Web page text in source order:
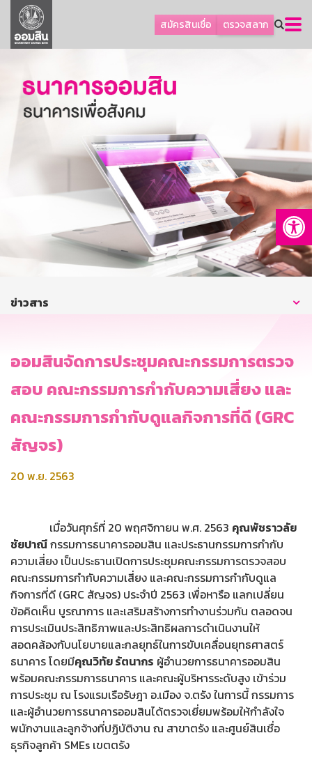
สมัครสินเชื่อ ตรวจสลาก
ลูกค้าธุรกิจ
ลูกค้าผู้ประกอบรายย่อย
ออมเพื่อสุข
เกี่ยวกับธนาคาร
การพัฒนาที่ยั่งยืน
บริการทางการเงิน
ติดต่อเรา
บริการออนไลน์
ข่าวสาร
ออมสินจัดการประชุมคณะกรรมการตรวจ
สอบ คณะกรรมการกำกับความเสี่ยง และ
คณะกรรมการกำกับดูแลกิจการที่ดี (GRC
สัญจร)
20 พ.ย. 2563
เมื่อวันศุกร์ที่ 20 พฤศจิกายน พ.ศ. 2563 คุณพัชราวลัย
ชัยปาณีกรรมการธนาคารออมสิน และประธานกรรมการกำกับ
ความเสี่ยง เป็นประธานเปิดการประชุมคณะกรรมการตรวจสอบ
คณะกรรมการกำกับความเสี่ยง และคณะกรรมการกำกับดูแล
กิจการที่ดี (GRC สัญจร) ประจำปี 2563 เพื่อหารือ แลกเปลี่ยน
ข้อคิดเห็น บูรณาการ และเสริมสร้างการทำงานร่วมกัน ตลอดจน
การประเมินประสิทธิภาพและประสิทธิผลการดำเนินงานให้
สอดคล้องกับนโยบายและกลยุทธ์ในการขับเคลื่อนยุทธศาสตร์
ธนาคาร โดยมีคุณวิทัย รัตนากร ผู้อำนวยการธนาคารออมสิน
พร้อมคณะกรรมการธนาคาร และคณะผู้บริหารระดับสูง เข้าร่วม
การประชุม ณ โรงแรมเรือรัษฎา อ.เมือง จ.ตรัง ในการนี้ กรรมการ
และผู้อำนวยการธนาคารออมสินได้ตรวจเยี่ยมพร้อมให้กำลังใจ
พนักงานและลูกจ้างที่ปฏิบัติงาน ณ สาขาตรัง และศูนย์สินเชื่อ
ธุรกิจลูกค้า SMEs เขตตรัง